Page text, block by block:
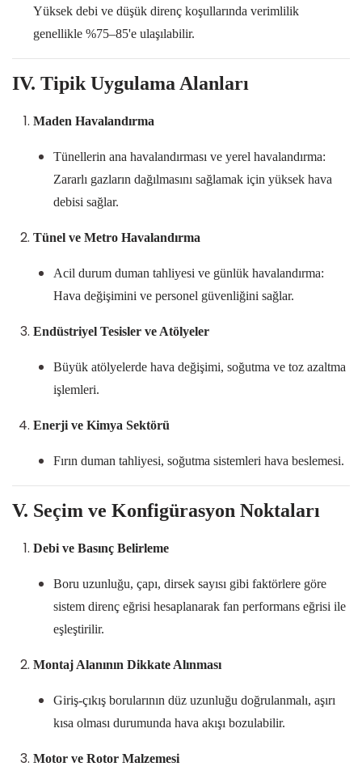
Yüksek debi ve düşük direnç koşullarında verimlilik
genellikle %75–85'e ulaşılabilir.
IV. Tipik Uygulama Alanları
Maden Havalandırma
Tünellerin ana havalandırması ve yerel havalandırma:
Zararlı gazların dağılmasını sağlamak için yüksek hava
debisi sağlar.
Tünel ve Metro Havalandırma
Acil durum duman tahliyesi ve günlük havalandırma:
Hava değişimini ve personel güvenliğini sağlar.
Endüstriyel Tesisler ve Atölyeler
Büyük atölyelerde hava değişimi, soğutma ve toz azaltma
işlemleri.
Enerji ve Kimya Sektörü
Fırın duman tahliyesi, soğutma sistemleri hava beslemesi.
V. Seçim ve Konfigürasyon Noktaları
Debi ve Basınç Belirleme
Boru uzunluğu, çapı, dirsek sayısı gibi faktörlere göre
sistem direnç eğrisi hesaplanarak fan performans eğrisi ile
eşleştirilir.
Montaj Alanının Dikkate Alınması
Giriş-çıkış borularının düz uzunluğu doğrulanmalı, aşırı
kısa olması durumunda hava akışı bozulabilir.
Motor ve Rotor Malzemesi